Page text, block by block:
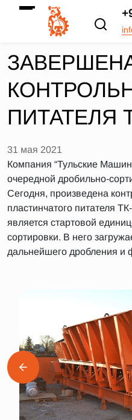
ПИТАТЕЛЯ
31 мая 2021
Компания “Тульские
очередной дробильно-
Сегодня, произведена
пластинчатого питателя
является стартовой
сортировки. В него
дальнейшего дробления и